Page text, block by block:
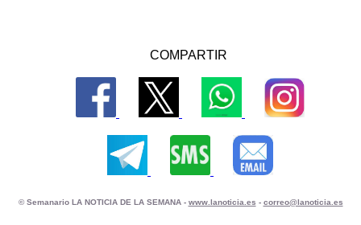
COMPARTIR
© Semanario LA NOTICIA DE LA SEMANA - www.lanoticia.es - correo@lanoticia.es